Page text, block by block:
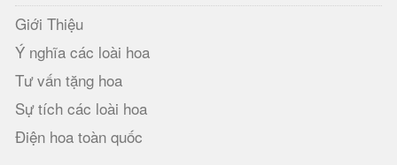
Giới Thiệu
Ý nghĩa các loài hoa
Tư vấn tặng hoa
Sự tích các loài hoa
Điện hoa toàn quốc